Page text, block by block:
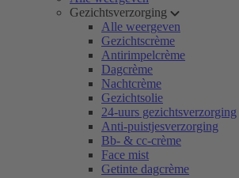
Gezichtsverzorging
Alle weergeven
Gezichtscrème
Antirimpelcrème
Dagcrème
Nachtcrème
Gezichtsolie
24-uurs gezichtsverzorging
Anti-puistjesverzorging
Bb- & cc-crème
Face mist
Getinte dagcrème